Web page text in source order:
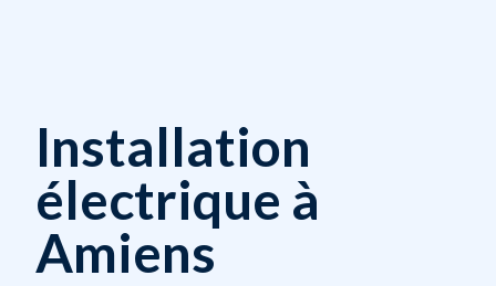
Installation
électrique à
Amiens